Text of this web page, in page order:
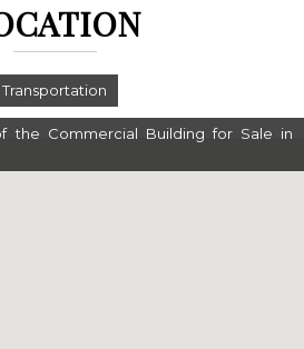
Transportation
the Commercial Building for Sale in